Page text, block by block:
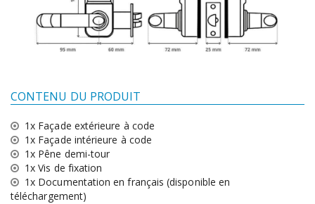
CONTENU DU PRODUIT
1x Façade extérieure à code
1x Façade intérieure à code
1x Pêne demi-tour
1x Vis de fixation
1x Documentation en français (disponible en
téléchargement)